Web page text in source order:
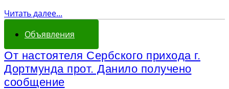
Читать далее...
Объявления
От настоятеля Сербского прихода г.
Дортмунда прот. Данило получено
сообщение